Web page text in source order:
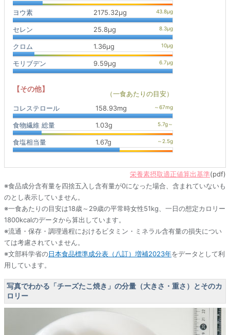
ヨウ素 2175.32μg
セレン 25.8μg
クロム 1.36μg
モリブデン 9.59μg
【その他】
（一食あたりの目安）
コレステロール
158.93mg
食物繊維 総量 1.03g
食塩相当量 1.67g
栄養素摂取適正値算出基準(pdf)
※食品成分含有量を四捨五入し含有量が0になった場合、含まれていないも
のとし表示していません。
※一食あたりの目安は18歳～29歳の平常時女性51kg、一日の想定カロリー
1800kcalのデータから算出しています。
※流通・保存・調理過程におけるビタミン・ミネラル含有量の損失につい
ては考慮されていません。
※文部科学省の日本食品標準成分表（八訂）増補2023年をデータとして利
用しています。
写真でわかる「チーズたこ焼き」の分量（大きさ・重さ）とそのカ
ロリー